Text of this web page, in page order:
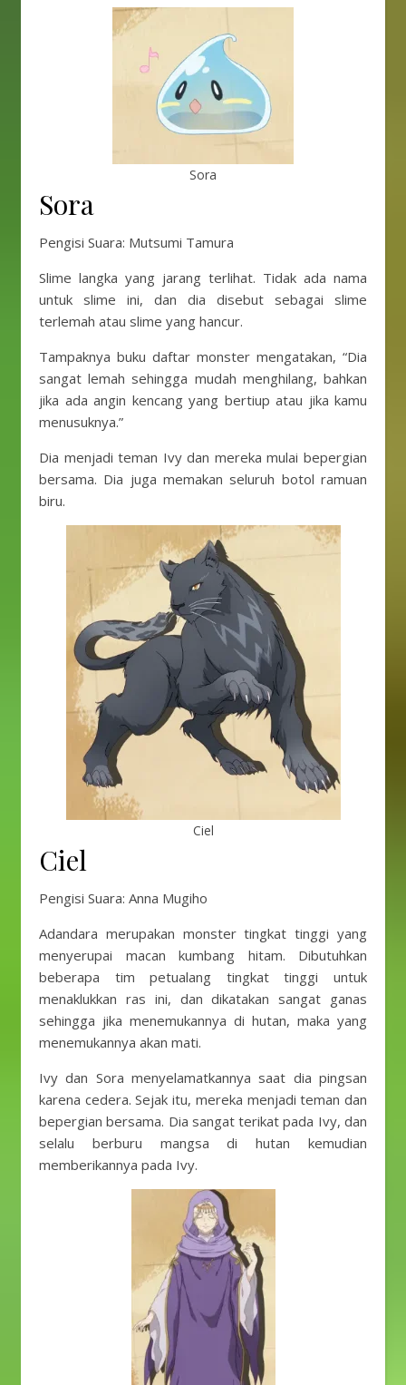
Sora
Sora
Pengisi Suara: Mutsumi Tamura
Slime langka yang jarang terlihat. Tidak ada nama
untuk slime ini, dan dia disebut sebagai slime
terlemah atau slime yang hancur.
Tampaknya buku daftar monster mengatakan, “Dia
sangat lemah sehingga mudah menghilang, bahkan
jika ada angin kencang yang bertiup atau jika kamu
menusuknya.”
Dia menjadi teman Ivy dan mereka mulai bepergian
bersama. Dia juga memakan seluruh botol ramuan
biru.
Ciel
Ciel
Pengisi Suara: Anna Mugiho
Adandara merupakan monster tingkat tinggi yang
menyerupai macan kumbang hitam. Dibutuhkan
beberapa tim petualang tingkat tinggi untuk
menaklukkan ras ini, dan dikatakan sangat ganas
sehingga jika menemukannya di hutan, maka yang
menemukannya akan mati.
Ivy dan Sora menyelamatkannya saat dia pingsan
karena cedera. Sejak itu, mereka menjadi teman dan
bepergian bersama. Dia sangat terikat pada Ivy, dan
selalu berburu mangsa di hutan kemudian
memberikannya pada Ivy.